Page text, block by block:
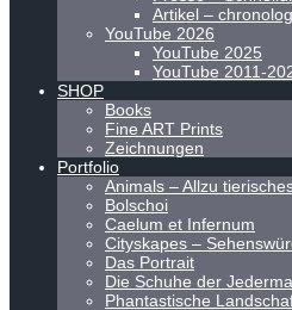
Artikel –
YouTube 2026
YouTube 2025
YouTube 2011-
SHOP
Books
Fine ART Prints
Zeichnungen
Portfolio
Animals – Allzu
Bolschoi
Caelum et Infernum
Cityskapes –
Das Portrait
Die Schuhe der
Phantastische